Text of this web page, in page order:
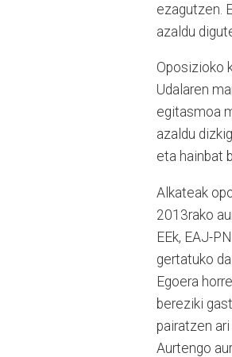
ezagutzen.
azaldu
Oposizioko
Udalaren
egitasmoa
azaldu
eta hainbat
Alkateak
2013rako
EEk, EAJ-
gertatuko da.
Egoera
bereziki
pairatzen ari
Aurtengo